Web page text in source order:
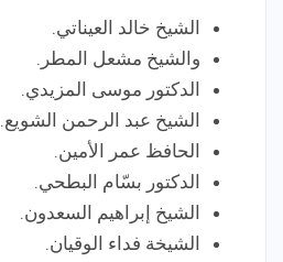
الشيخ خالد العيناتي.
والشيخ مشعل المطر.
الدكتور موسى المزيدي.
الشيخ عبد الرحمن الشويع.
الحافظ عمر الأمين.
الدكتور بسّام البطحي.
الشيخ إبراهيم السعدون.
الشيخة فداء الوقيان.